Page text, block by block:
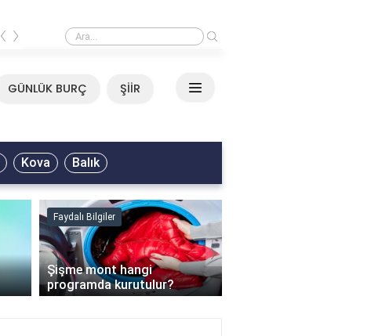
Mirkelam - Tavla Sözleri
‹ ›
GÜNLÜK BURÇ ŞİİR
Kova Balık
Faydalı Bilgiler
Şişme mont hangi
programda kurutulur?
›